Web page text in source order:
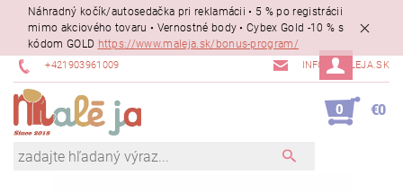
Náhradný kočík/autosedačka pri reklamácii • 5 % po registrácii
mimo akciového tovaru • Vernostné body • Cybex Gold -10 % s
kódom GOLD https://www.maleja.sk/bonus-program/
+421903961009 INFO@MALEJA.SK
0 €0